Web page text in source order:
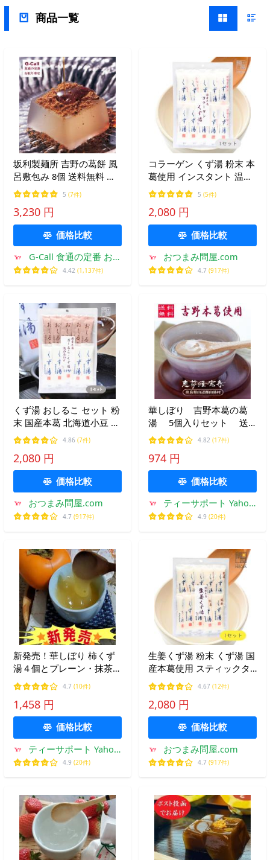
商品一覧
坂利製麺所 吉野の葛餅 風
呂敷包み 8個 送料無料 葛
餅 くずもち 黒蜜 きな粉
小分け包装 和菓子 お菓子
ギフト 東吉野村 お取り寄
せ 贈答 手土産 メーカー直
5 (7件)
3,230 円
価格比較
G-Call 食通の定番 お取
り寄せ
4.42 (1,137件)
コラーゲン くず湯 粉末 本
葛使用 インスタント 温活
個包装 簡単調理 和スイー
ツ (45g10本) 1袋
5 (5件)
2,080 円
価格比較
おつまみ問屋.com
4.7 (917件)
くず湯 おしるこ セット 粉
末 国産本葛 北海道小豆 個
包装 スティックタイプ 和
菓子 (45g各5本) 1袋
4.86 (7件)
2,080 円
価格比較
おつまみ問屋.com
4.7 (917件)
華しぼり 吉野本葛の葛
湯 5個入りセット 送
料無料
4.82 (17件)
974 円
価格比較
ティーサポート Yahoo!
店
4.9 (20件)
新発売！華しぼり 柿くず
湯４個とプレーン・抹茶・
おしるこ・生姜各1個のお
徳用８個セット 吉野本葛
の葛湯 送料無料
4.7 (10件)
1,458 円
価格比較
ティーサポート Yahoo!
店
4.9 (20件)
生姜くず湯 粉末 くず湯 国
産本葛使用 スティックタ
イプ 飲みやすい ホットド
リンク (45g10本) 1袋
4.67 (12件)
2,080 円
価格比較
おつまみ問屋.com
4.7 (917件)